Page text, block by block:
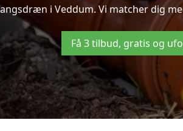
i Veddum. Vi matcher dig
Få 3 tilbud, gratis og